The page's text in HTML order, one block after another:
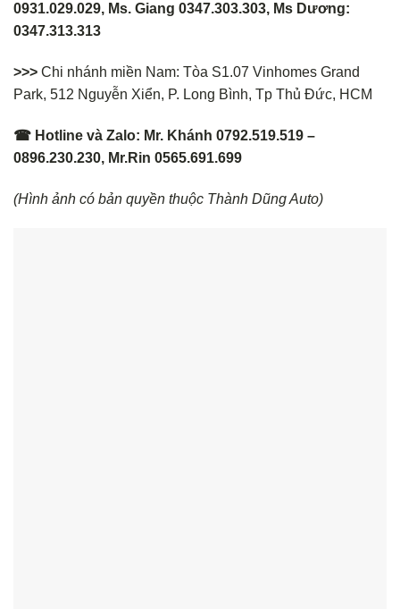
0931.029.029, Ms. Giang 0347.303.303, Ms Dương:
0347.313.313
>>> Chi nhánh miền Nam: Tòa S1.07 Vinhomes Grand
Park, 512 Nguyễn Xiển, P. Long Bình, Tp Thủ Đức, HCM
☎ Hotline và Zalo: Mr. Khánh 0792.519.519 –
0896.230.230, Mr.Rin 0565.691.699
(Hình ảnh có bản quyền thuộc Thành Dũng Auto)